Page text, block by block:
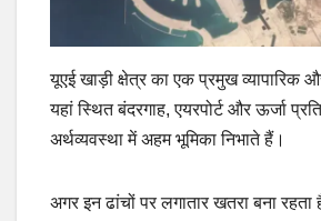
यूएई खाड़ी क्षेत्र का एक प्रमुख व्यापारिक
यहां स्थित बंदरगाह, एयरपोर्ट और ऊर्जा
अर्थव्यवस्था में अहम भूमिका निभाते हैं।
अगर इन ढांचों पर लगातार खतरा बना